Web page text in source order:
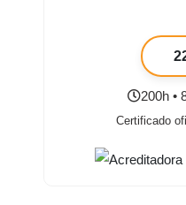
200h •
Certificado